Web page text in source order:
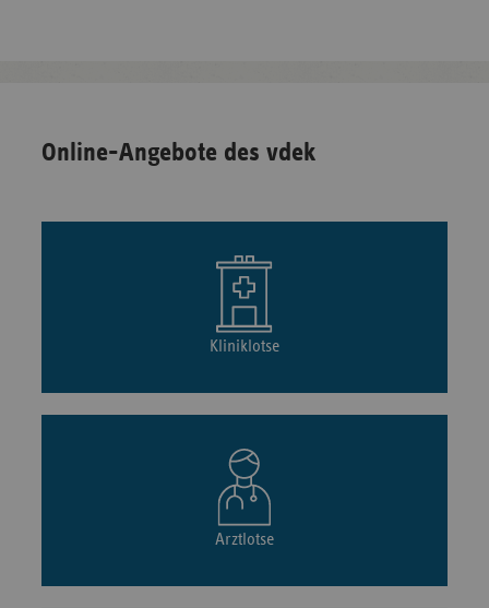
Online-Angebote des vdek
Kliniklotse
Arztlotse